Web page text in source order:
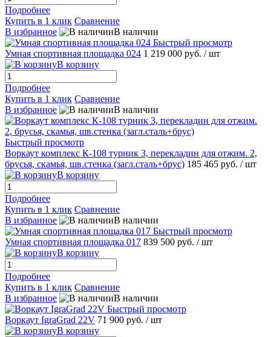
Подробнее
Купить в 1 клик Сравнение
В избранное
В наличии
Быстрый просмотр
Умная спортивная площадка 024 1 219 000 руб. / шт
В корзину
Подробнее
Купить в 1 клик Сравнение
В избранное
В наличии
Быстрый просмотр
Воркаут комплекс К-108 турник 3, перекладин для отжим. 2,
брусья, скамья, шв.стенка (загл.сталь+брус) 185 465 руб. / шт
В корзину
Подробнее
Купить в 1 клик Сравнение
В избранное
В наличии
Быстрый просмотр
Умная спортивная площадка 017 839 500 руб. / шт
В корзину
Подробнее
Купить в 1 клик Сравнение
В избранное
В наличии
Быстрый просмотр
Воркаут IgraGrad 22V 71 900 руб. / шт
В корзину